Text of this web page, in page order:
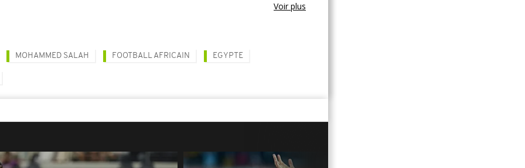
Voir plus
MOHAMMED SALAH FOOTBALL AFRICAIN EGYPTE